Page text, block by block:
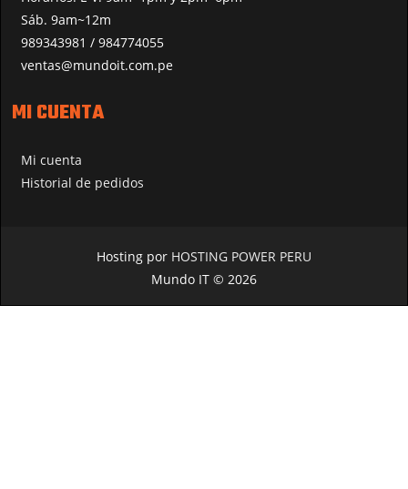
Sáb. 9am~12m
989343981 / 984774055
ventas@mundoit.com.pe
MI CUENTA
Mi cuenta
Historial de pedidos
Hosting por HOSTING POWER PERU
Mundo IT © 2026